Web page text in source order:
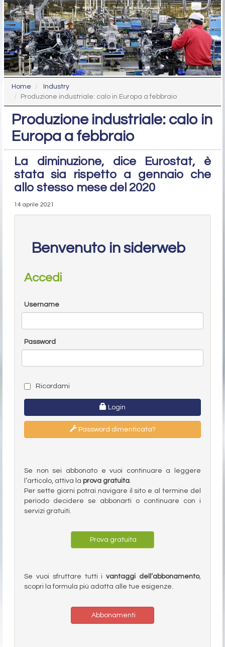
Home
Industry
Produzione industriale: calo in Europa a febbraio
Produzione industriale: calo in
Europa a febbraio
La diminuzione, dice Eurostat, è
stata sia rispetto a gennaio che
allo stesso mese del 2020
14 aprile 2021
Benvenuto in siderweb
Accedi
Username
Password
Ricordami
Login
Password dimenticata?
Se non sei abbonato e vuoi continuare a leggere
l’articolo, attiva la prova gratuita.
Per sette giorni potrai navigare il sito e al termine del
periodo decidere se abbonarti o continuare con i
servizi gratuiti.
Prova gratuita
Se vuoi sfruttare tutti ivantaggi dell’abbonamento,
scopri la formula più adatta alle tue esigenze.
Abbonamenti